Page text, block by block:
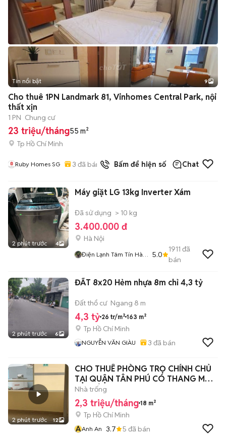
+2
Tin nổi bật 9
Cho thuê 1PN Landmark 81, Vinhomes Central Park, nội
thất xịn
1 PN Chung cư
23 triệu/tháng55 m²
Tp Hồ Chí Minh
Ruby Homes SG 3 đã bán Bấm để hiện số Chat
2 phút trước 4
Máy giặt LG 13kg Inverter Xám
Đã sử dụng > 10 kg
3.400.000 đ
Hà Nội
Điện Lạnh Tâm Tín Hà
5.0
1911 đã
bán
2 phút trước 6
ĐẤT 8x20 Hẻm nhựa 8m chỉ 4,3 tỷ
Đất thổ cư Ngang 8 m
4,3 tỷ 26 tr/m² 163 m²
Tp Hồ Chí Minh
NGUYỄN VĂN GIÀU 3 đã bán
2 phút trước 12
CHO THUÊ PHÒNG TRỌ CHÍNH CHỦ
TẠI QUẬN TÂN PHÚ CÓ THANG MÁY,
WC RIÊNG,
Nhà trống
2,3 triệu/tháng 18 m²
Tp Hồ Chí Minh
AAnh An 3.7 5 đã bán